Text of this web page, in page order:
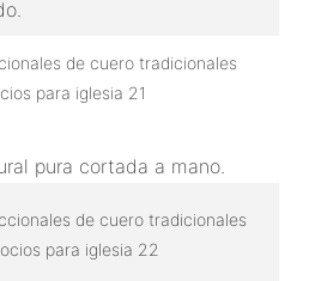
pura cortada a mano.